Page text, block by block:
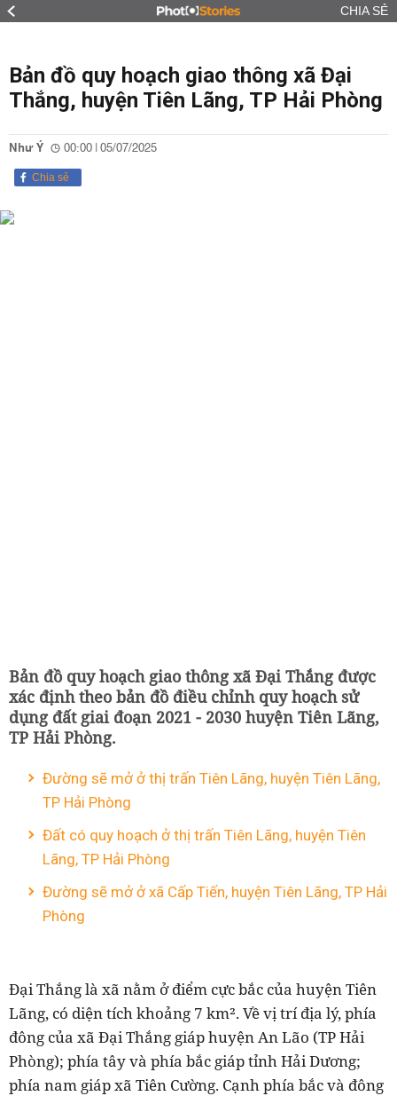
CHIA SẺ
Bản đồ quy hoạch giao thông xã Đại
Thắng, huyện Tiên Lãng, TP Hải Phòng
Như Ý 00:00 | 05/07/2025
Chia sẻ
Bản đồ quy hoạch giao thông xã Đại Thắng được
xác định theo bản đồ điều chỉnh quy hoạch sử
dụng đất giai đoạn 2021 - 2030 huyện Tiên Lãng,
TP Hải Phòng.
Đường sẽ mở ở thị trấn Tiên Lãng, huyện Tiên Lãng,
TP Hải Phòng
Đất có quy hoạch ở thị trấn Tiên Lãng, huyện Tiên
Lãng, TP Hải Phòng
Đường sẽ mở ở xã Cấp Tiến, huyện Tiên Lãng, TP Hải
Phòng
Đại Thắng là xã nằm ở điểm cực bắc của huyện Tiên
Lãng, có diện tích khoảng 7 km². Về vị trí địa lý, phía
đông của xã Đại Thắng giáp huyện An Lão (TP Hải
Phòng); phía tây và phía bắc giáp tỉnh Hải Dương;
phía nam giáp xã Tiên Cường. Cạnh phía bắc và đông